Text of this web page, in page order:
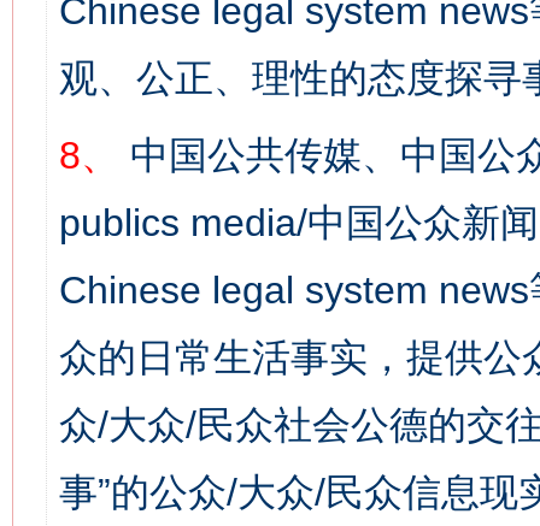
Chinese legal system
观、公正、理性的态度探寻
8、
中国公共传媒、中国公
publics media/中国公众新
Chinese legal system
众的日常生活事实，提供
众/大众/民众社会公德的交
事”的公众/大众/民众信息现
网上购药对药下症？